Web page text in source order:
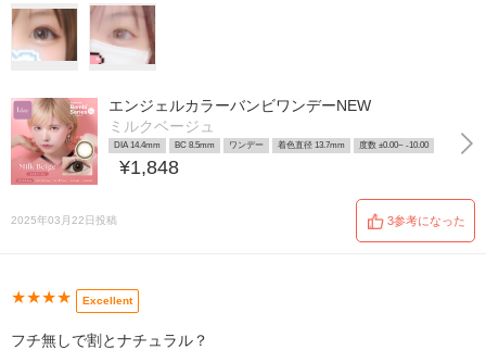
エンジェルカラーバンビワンデーNEW
ミルクベージュ
DIA 14.4mm BC 8.5mm ワンデー 着色直径 13.7mm 度数 ±0.00~ -10.00
¥1,848
2025年03月22日投稿 3参考になった
★★★★ Excellent
フチ無しで割とナチュラル？